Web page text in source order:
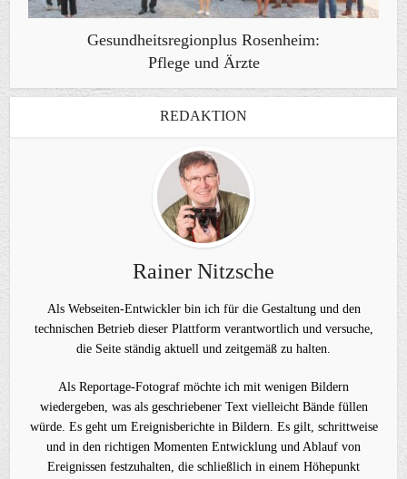
Gesundheitsregionplus Rosenheim:
Pflege und Ärzte
REDAKTION
Rainer Nitzsche
Als Webseiten-Entwickler bin ich für die Gestaltung und den
technischen Betrieb dieser Plattform verantwortlich und versuche,
die Seite ständig aktuell und zeitgemäß zu halten.
Als Reportage-Fotograf möchte ich mit wenigen Bildern
wiedergeben, was als geschriebener Text vielleicht Bände füllen
würde. Es geht um Ereignisberichte in Bildern. Es gilt, schrittweise
und in den richtigen Momenten Entwicklung und Ablauf von
Ereignissen festzuhalten, die schließlich in einem Höhepunkt